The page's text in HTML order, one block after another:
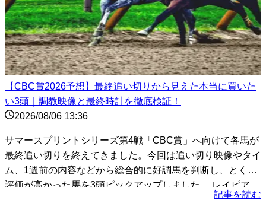
【CBC賞2026予想】最終追い切りから見えた本当に買いた
い3頭｜調教映像と最終時計を徹底検証！
2026/08/06 13:36
サマースプリントシリーズ第4戦「CBC賞」へ向けて各馬が
最終追い切りを終えてきました。今回は追い切り映像やタイ
ム、1週前の内容などから総合的に好調馬を判断し、とくに
評価が高かった馬を3頭ピックアップしました。 レイピア
記事を読む